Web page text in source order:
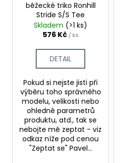
běžecké triko Ronhill
Stride S/S Tee
Skladem (>1 ks)
576 Kč / ks
DETAIL
Pokud si nejste jisti při
výběru toho správného
modelu, velikosti nebo
ohledně parametrů
produktu, atd., tak se
nebojte mě zeptat - viz
odkaz níže pod cenou
"Zeptat se" Pavel...